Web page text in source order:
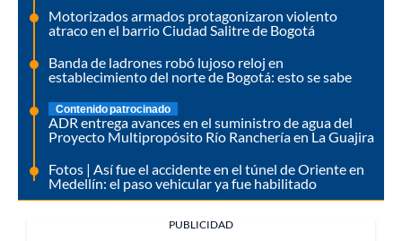
Motorizados armados protagonizaron violento
atraco en el barrio Ciudad Salitre de Bogotá
Banda de ladrones robó lujoso reloj en
establecimiento del norte de Bogotá: esto se sabe
Contenido patrocinado
ADR entrega avances en el suministro de agua del
Proyecto Multipropósito Río Ranchería en La Guajira
Fotos | Así fue el accidente en el túnel de Oriente en
Medellín: el paso vehicular ya fue habilitado
PUBLICIDAD